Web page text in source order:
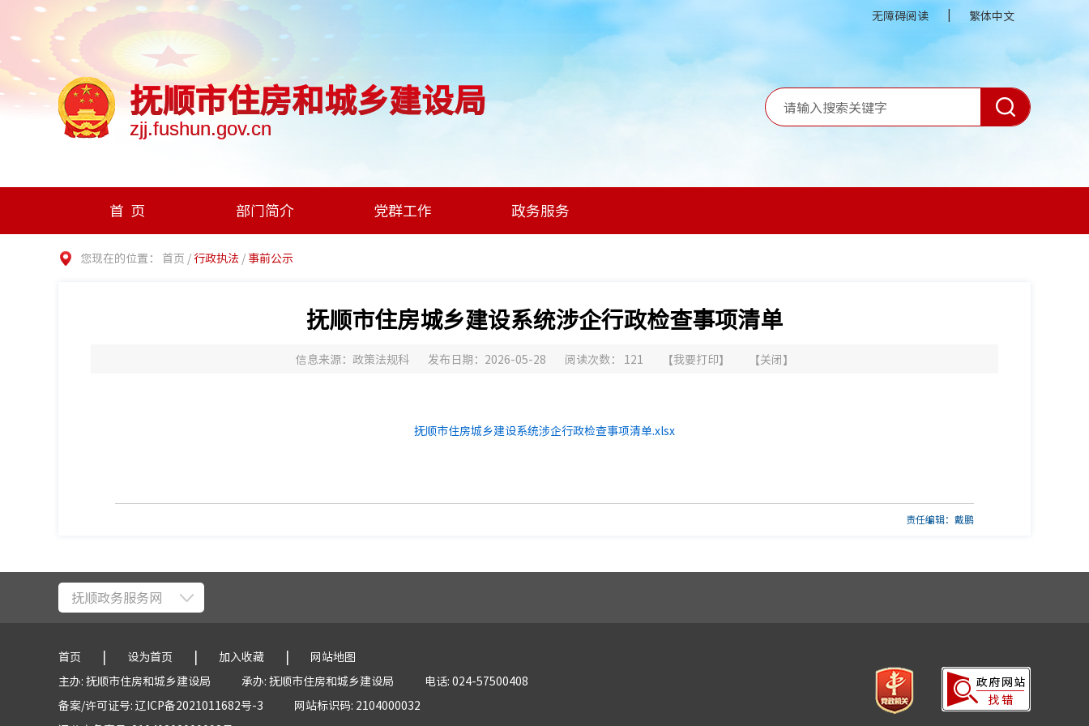
无障碍阅读 | 繁体中文
抚顺市住房和城乡建设局
zjj.fushun.gov.cn
首页 部门简介 党群工作 政务服务
您现在的位置： 首页 /行政执法 / 事前公示
抚顺市住房城乡建设系统涉企行政检查事项清单
信息来源：政策法规科 发布日期：2026-05-28 阅读次数： 121 【我要打印】 【关闭】
抚顺市住房城乡建设系统涉企行政检查事项清单.xlsx
责任编辑：戴鹏
抚顺政务服务网
首页 | 设为首页 | 加入收藏 |
网站地图
主办: 抚顺市住房和城乡建设局
承办: 抚顺市住房和城乡建设局
电话: 024-57500408
备案/许可证号: 辽ICP备2021011682号-3
网站标识码: 2104000032